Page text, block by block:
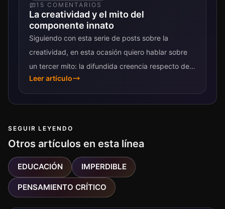
15 COMENTARIO S
La creatividad y el mito del
componente innato
Siguiendo con esta serie de posts sobre la
creatividad, en esta ocasión quiero hablar sobre
un tercer mito: la difundida creencia respecto de
que existe una predisposición innata que
determina...
Leer artículo
SEGUIR LEYENDO
Otros artículos en esta línea
EDUCACIÓN IMPERDIBLE
PENSAMIENTO CRÍTICO